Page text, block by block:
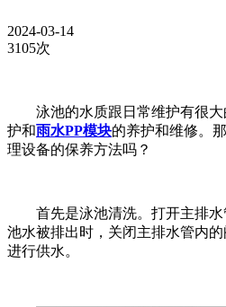
2024-03-14
3105次
泳池的水质跟日常维护有很
护和雨水PP模块的养护和维修。
理设备的保养方法吗？
首先是泳池清洗。打开主排
池水被排出时，关闭主排水管内
进行供水。